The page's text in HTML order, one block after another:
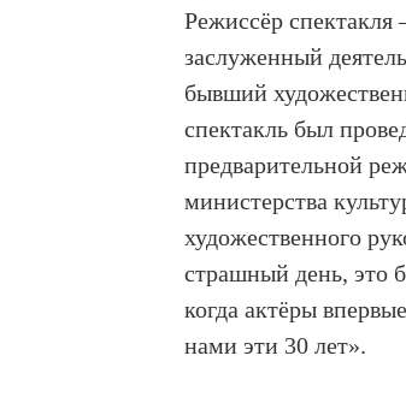
Режиссёр
заслуженный
бывший
спектакль был
предварительной
министерства
художественного
страшный день, это
когда актёры
нами эти 30 лет».